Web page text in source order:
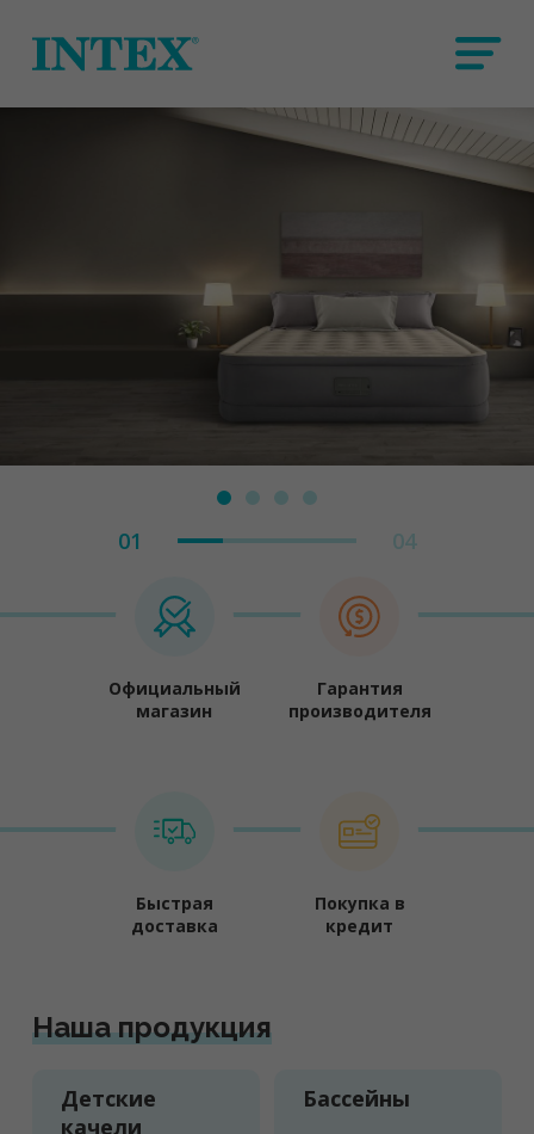
01 04
Официальный
магазин
Гарантия
производителя
Быстрая
доставка
Покупка в
кредит
Наша продукция
Детские
качели
Бассейны